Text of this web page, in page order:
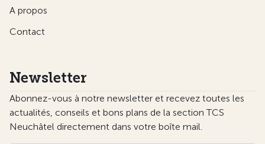
A propos
Contact
Newsletter
Abonnez-vous à notre newsletter et recevez toutes les
actualités, conseils et bons plans de la section TCS
Neuchâtel directement dans votre boîte mail.